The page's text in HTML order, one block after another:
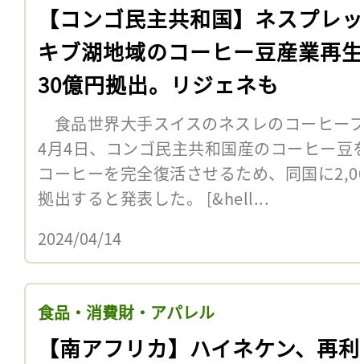
【コンゴ民主共和国】ネスプレ
キブ湖地域のコーヒー豆産業再
30億円拠出。リジェネも
食品世界大手スイスのネスレのコーヒー
4月4日、コンゴ民主共和国産のコーヒー
コーヒーを完全復活させるため、同国に
拠出すると発表した。 [&hell...
2024/04/14
食品・消費財・アパレル
【南アフリカ】ハイネケン、再